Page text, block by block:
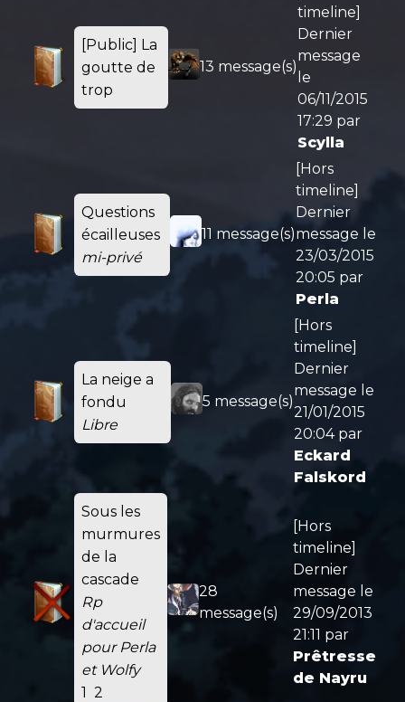
[Public] La
goutte de
trop
13 message(s)
timeline]
Dernier
message
le
06/11/2015
17:29 par
Scylla
Questions
écailleuses
mi-privé
11 message(s)
[Hors
timeline]
Dernier
message le
23/03/2015
20:05 par
Perla
La neige a
fondu
Libre
5 message(s)
[Hors
timeline]
Dernier
message le
21/01/2015
20:04par
Eckard
Falskord
Sous les
murmures
de la
cascade
Rp
d'accueil
pour Perla
et Wolfy
1 2
28
message(s)
[Hors
timeline]
Dernier
message le
29/09/2013
21:11 par
Prêtresse
de Nayru